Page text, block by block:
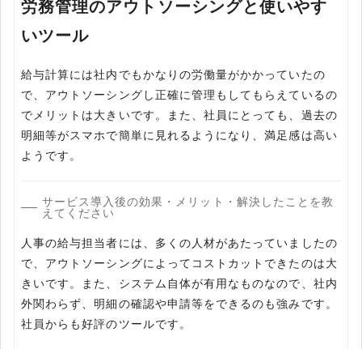
労務管理のアウトソーシングと使いやす
いツール
給与計算には社内でもかなりの労働量がかかっていたの
で、アウトソーシングし正確に管理もしてもらえているの
でメリットは大きいです。また、社員にとっても、過去の
明細等がスマホで簡単に見れるようになり、満足感は高い
ようです。
サービス導入後の効果・メリット・解決したことを教
えてください
人事の給与担当者には、多くの人材があたっていましたの
で、アウトソーシングによってコストカットできたのは大
きいです。また、システム自体が有用なものなので、社内
外関わらず、明細の確認や申請等をできるのも強みです。
社員からも好評のツールです。